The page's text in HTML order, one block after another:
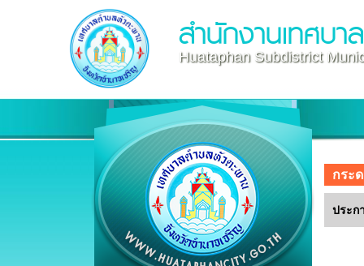
สำนักงานเทศบ
Huataphan Subdistrict
กระ
ประก